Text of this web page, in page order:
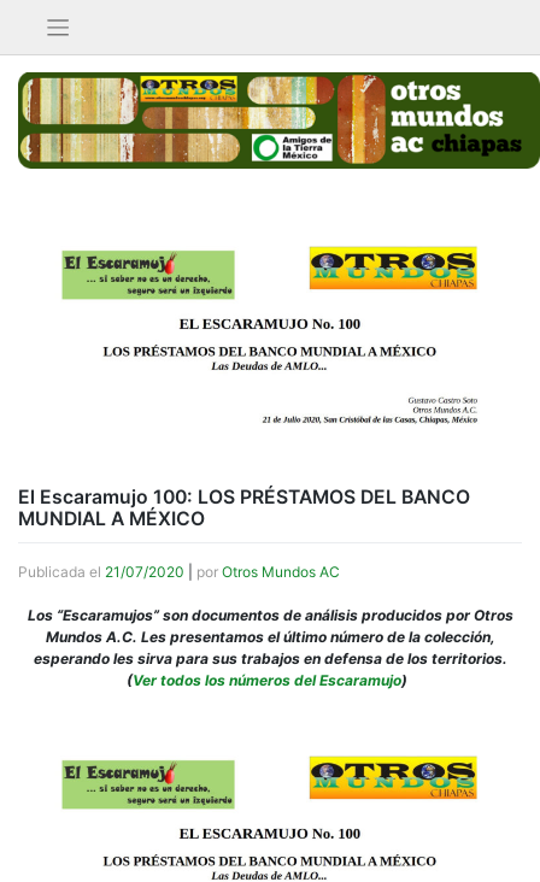
contenido
El Escaramujo 100: LOS PRÉSTAMOS DEL BANCO
MUNDIAL A MÉXICO
Publicada el 21/07/2020 por Otros Mundos AC
Los “Escaramujos” son documentos de análisis producidos por Otros
Mundos A.C. Les presentamos el último número de la colección,
esperando les sirva para sus trabajos en defensa de los territorios.
(Ver todos los números del Escaramujo)